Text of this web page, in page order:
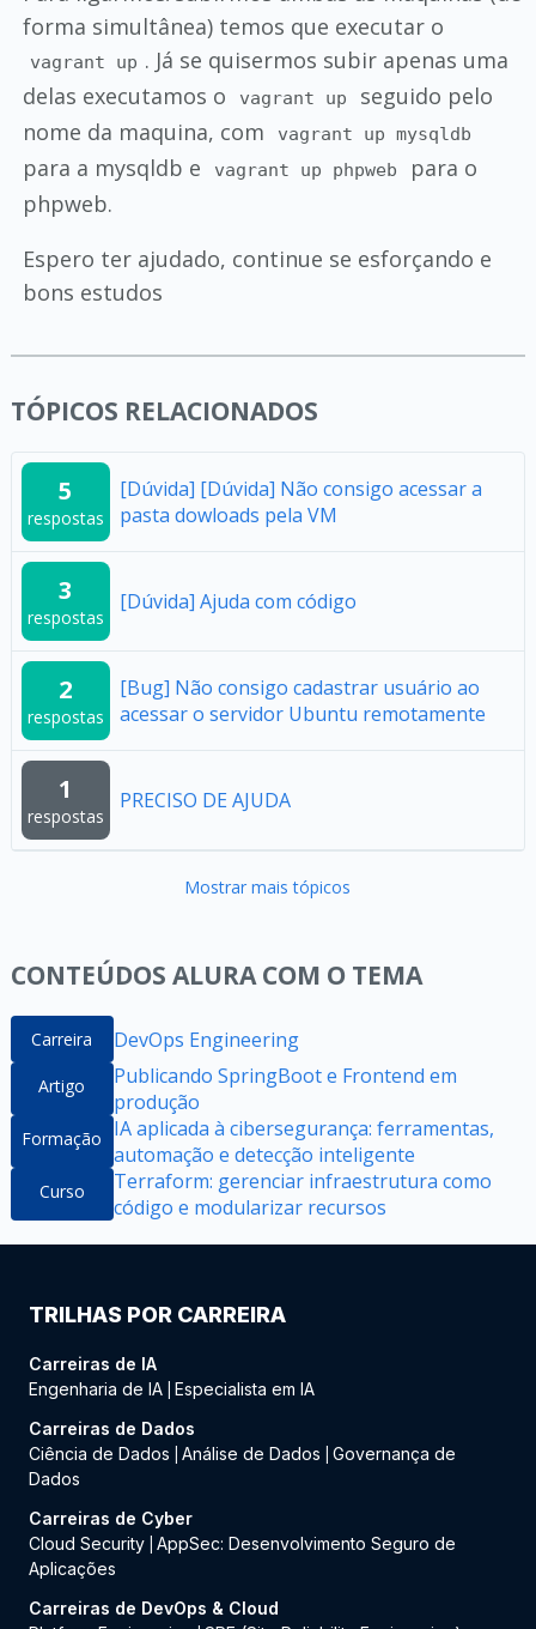
forma simultânea) temos que executar o
vagrant up . Já se quisermos subir apenas uma
delas executamos o
vagrant up
seguido pelo
nome da maquina, com
vagrant up mysqldb
para a mysqldb e vagrant up phpweb
para o
phpweb.
Espero ter ajudado, continue se esforçando e
bons estudos
TÓPICOS RELACIONADOS
5
respostas
[Dúvida] [Dúvida] Não consigo acessar a
pasta dowloads pela VM
3
respostas
[Dúvida] Ajuda com código
2
respostas
[Bug] Não consigo cadastrar usuário ao
acessar o servidor Ubuntu remotamente
1
respostas
PRECISO DE AJUDA
Mostrar mais tópicos
CONTEÚDOS ALURA COM O TEMA
Carreira DevOps Engineering
Artigo
Publicando SpringBoot e Frontend em
produção
Formação
IA aplicada à cibersegurança: ferramentas,
automação e detecção inteligente
Curso
Terraform: gerenciar infraestrutura como
código e modularizar recursos
TRILHAS POR CARREIRA
Carreiras de IA
Engenharia de IA Especialista em IA
Carreiras de Dados
Ciência de Dados
Análise de Dados
Governança de
Dados
Carreiras de Cyber
Cloud Security AppSec: Desenvolvimento Seguro de
Aplicações
Carreiras de DevOps & Cloud